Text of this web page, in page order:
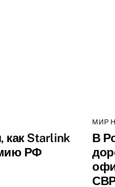
как Starlink
РФ
МИР
В